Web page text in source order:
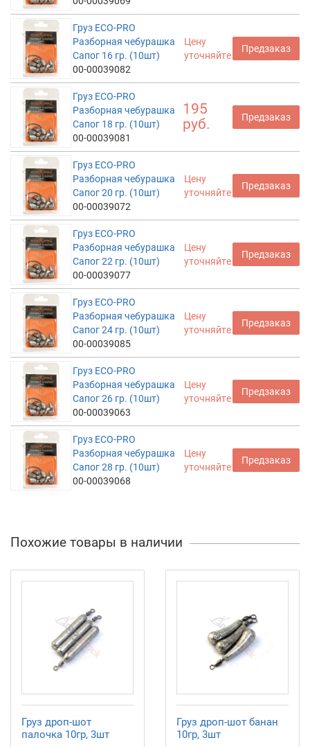
Груз ECO-PRO
Разборная чебурашка
Сапог 16 гр. (10шт)
00-00039082
Цену
уточняйте
Предзаказ
Груз ECO-PRO
Разборная чебурашка
Сапог 18 гр. (10шт)
00-00039081
195
руб.
Предзаказ
Груз ECO-PRO
Разборная чебурашка
Сапог 20 гр. (10шт)
00-00039072
Цену
уточняйте
Предзаказ
Груз ECO-PRO
Разборная чебурашка
Сапог 22 гр. (10шт)
00-00039077
Цену
уточняйте
Предзаказ
Груз ECO-PRO
Разборная чебурашка
Сапог 24 гр. (10шт)
00-00039085
Цену
уточняйте
Предзаказ
Груз ECO-PRO
Разборная чебурашка
Сапог 26 гр. (10шт)
00-00039063
Цену
уточняйте
Предзаказ
Груз ECO-PRO
Разборная чебурашка
Сапог 28 гр. (10шт)
00-00039068
Цену
уточняйте
Предзаказ
Похожие товары в наличии
Груз дроп-шот
палочка 10гр, 3шт
Груз дроп-шот банан
10гр, 3шт